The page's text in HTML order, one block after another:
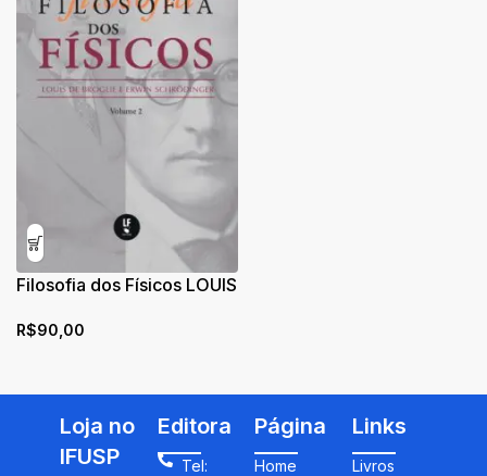
Filosofia dos Físicos LOUIS
SCHRÖDINGER Vol .2
R$90,00
Loja no
IFUSP
Editora
Tel:
Página
Home
Links
Livros